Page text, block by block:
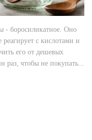
- боросиликатное. Оно
реагирует с кислотами и
его от дешевых
раз, чтобы не покупать